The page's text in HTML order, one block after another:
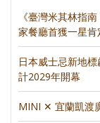
《臺灣米其林指
家餐廳首獲一星
日本威士忌新地
計2029年開幕
MINI ✕ 宜蘭凱渡